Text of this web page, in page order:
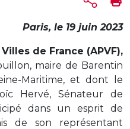
Paris, le 19 juin 2023
de France (APVF),
maire de Barentin
Maritime, et dont le
Hervé, Sénateur de
dans un esprit de
de son représentant